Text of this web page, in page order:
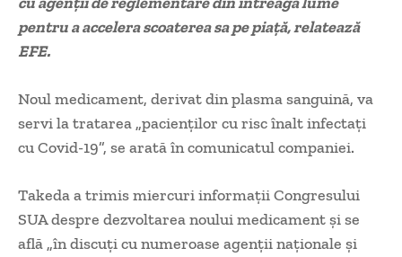
pentru a accelera scoaterea sa pe piaţă, relatează
EFE.
Noul medicament, derivat din plasma sanguină, va
servi la tratarea „pacienţilor cu risc înalt infectaţi
cu Covid-19”, se arată în comunicatul companiei.
Takeda a trimis miercuri informaţii Congresului
SUA despre dezvoltarea noului medicament şi se
află „în discuţi cu numeroase agenţii naţionale şi